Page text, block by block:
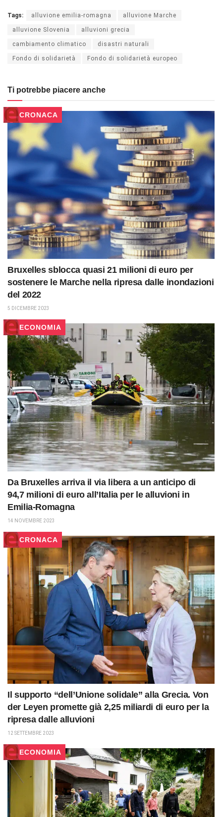
Tags: alluvione emilia-romagna alluvione Marche
alluvione Slovenia alluvioni grecia
cambiamento climatico disastri naturali
Fondo di solidarietà Fondo di solidarietà europeo
Ti potrebbe piacere anche
CRONACA
Bruxelles sblocca quasi 21 milioni di euro per
sostenere le Marche nella ripresa dalle inondazioni
del 2022
5 DICEMBRE 2023
ECONOMIA
Da Bruxelles arriva il via libera a un anticipo di
94,7 milioni di euro all’Italia per le alluvioni in
Emilia-Romagna
14 NOVEMBRE 2023
CRONACA
Il supporto “dell’Unione solidale” alla Grecia. Von
der Leyen promette già 2,25 miliardi di euro per la
ripresa dalle alluvioni
12 SETTEMBRE 2023
ECONOMIA